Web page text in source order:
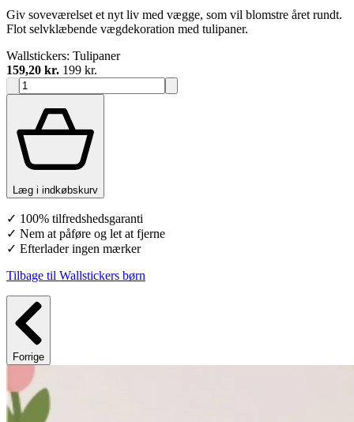
Giv soveværelset et nyt liv med vægge, som vil blomstre året rundt.
Flot selvklæbende vægdekoration med tulipaner.
Wallstickers: Tulipaner
159,20 kr. 199 kr.
Læg i indkøbskurv
✓ 100% tilfredshedsgaranti
✓ Nem at påføre og let at fjerne
✓ Efterlader ingen mærker
Tilbage til Wallstickers børn
Forrige